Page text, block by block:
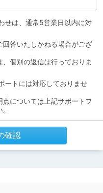
せは、通常5営業日以内に対
答いたしかねる場合がござ
個別の返信は行っておりま
ートには対応しておりませ
については上記サポートフ
確認